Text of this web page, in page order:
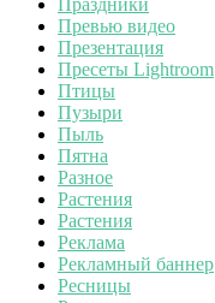
Превью видео
Презентация
Пресеты Lightroom
Птицы
Пузыри
Пыль
Пятна
Разное
Растения
Растения
Реклама
Рекламный баннер
Ресницы